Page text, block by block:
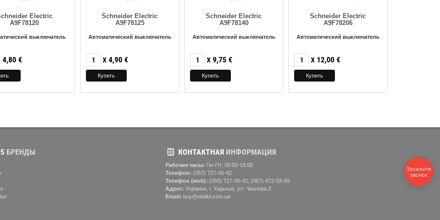
Electric
A9F78120
выключатель
4,80 €
Schneider Electric
A9F78125
Автоматический выключатель
X 4,90 €
Schneider Electric
A9F78140
Автоматический выключатель
X 9,75 €
Schneider Electric
A9F78206
Автоматический выключатель
X 12,00 €
БРЕНДЫ КОНТАКТНАЯИНФОРМАЦИЯ
Рабочие часы: Пн-Пт: 09:00-18:00
Телефон: (057) ‎727-06-42
Телефон (моб): (050) 727-06-42, (067) 472-59-89
Адрес: Украина, г. Харьков, ул. Чкалова 2
Email: buy@eltaltd.com.ua
Закажите